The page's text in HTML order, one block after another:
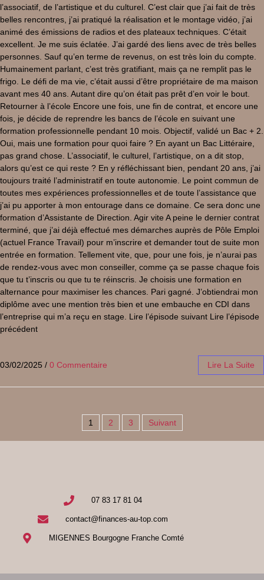
l’associatif, de l’artistique et du culturel. C’est clair que j’ai fait de très
belles rencontres, j’ai pratiqué la réalisation et le montage vidéo, j’ai
animé des émissions de radios et des plateaux techniques. C’était
excellent. Je me suis éclatée. J’ai gardé des liens avec de très belles
personnes. Sauf qu’en terme de revenus, on est très loin du compte.
Humainement parlant, c’est très gratifiant, mais ça ne remplit pas le
frigo. Le défi de ma vie, c’était aussi d’être propriétaire de ma maison
avant mes 40 ans. Autant dire qu’on était pas prêt d’en voir le bout.
Retourner à l’école Encore une fois, une fin de contrat, et encore une
fois, je décide de reprendre les bancs de l’école en suivant une
formation professionnelle pendant 10 mois. Objectif, validé un Bac + 2.
Oui, mais une formation pour quoi faire ? En ayant un Bac Littéraire,
pas grand chose. L’associatif, le culturel, l’artistique, on a dit stop,
alors qu’est ce qui reste ? En y réfléchissant bien, pendant 20 ans, j’ai
toujours traité l’administratif en toute autonomie. Le point commun de
toutes mes expériences professionnelles et de toute l’assistance que
j’ai pu apporter à mon entourage dans ce domaine. Ce sera donc une
formation d’Assistante de Direction. Agir vite A peine le dernier contrat
terminé, que j’ai déjà effectué mes démarches auprès de Pôle Emploi
(actuel France Travail) pour m’inscrire et demander tout de suite mon
entrée en formation. Tellement vite, que, pour une fois, je n’aurai pas
de rendez-vous avec mon conseiller, comme ça se passe chaque fois
que tu t’inscris ou que tu te réinscris. Je choisis une formation en
alternance pour maximiser les chances. Pari gagné. J’obtiendrai mon
diplôme avec une mention très bien et une embauche en CDI dans
l’entreprise qui m’a reçu en stage. Lire l’épisode suivant Lire l’épisode
précédent
03/02/2025 / 0 Commentaire Lire La Suite
1 2 3 Suivant
07 83 17 81 04
contact@finances-au-top.com
MIGENNES Bourgogne Franche Comté